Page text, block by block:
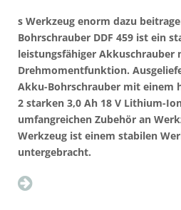
s Werkzeug enorm dazu
Bohrschrauber DDF 459 ist ein
leistungsfähiger Akkuschrauber
Drehmomentfunktion.
Akku-Bohrschrauber mit einem
2 starken 3,0 Ah 18 V Lithium-
umfangreichen Zubehör an
Werkzeug ist einem stabilen
untergebracht.